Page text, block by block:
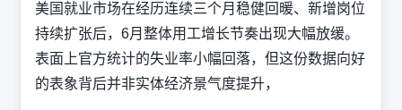
美国就业市场在经历连续三个月稳健回暖、新增岗位
持续扩张后，6月整体用工增长节奏出现大幅放缓。
表面上官方统计的失业率小幅回落，但这份数据向好
的表象背后并非实体经济景气度提升，